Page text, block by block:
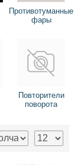
Противотуманные
фары
Повторители
поворота